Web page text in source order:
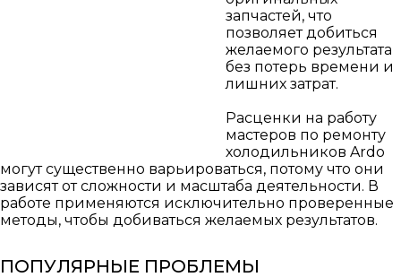
запчастей, что
позволяет добиться
желаемого результата
без потерь времени и
лишних затрат.
Расценки на работу
мастеров по ремонту
холодильников Ardo
могут существенно варьироваться, потому что они
зависят от сложности и масштаба деятельности. В
работе применяются исключительно проверенные
методы, чтобы добиваться желаемых результатов.
ПОПУЛЯРНЫЕ ПРОБЛЕМЫ